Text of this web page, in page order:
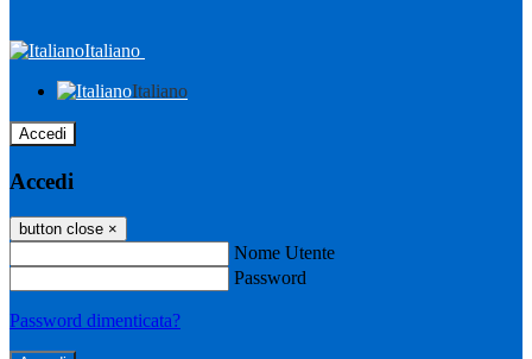
Italiano
Italiano
Accedi
Accedi
button close ×
Nome Utente
Password
Password dimenticata?